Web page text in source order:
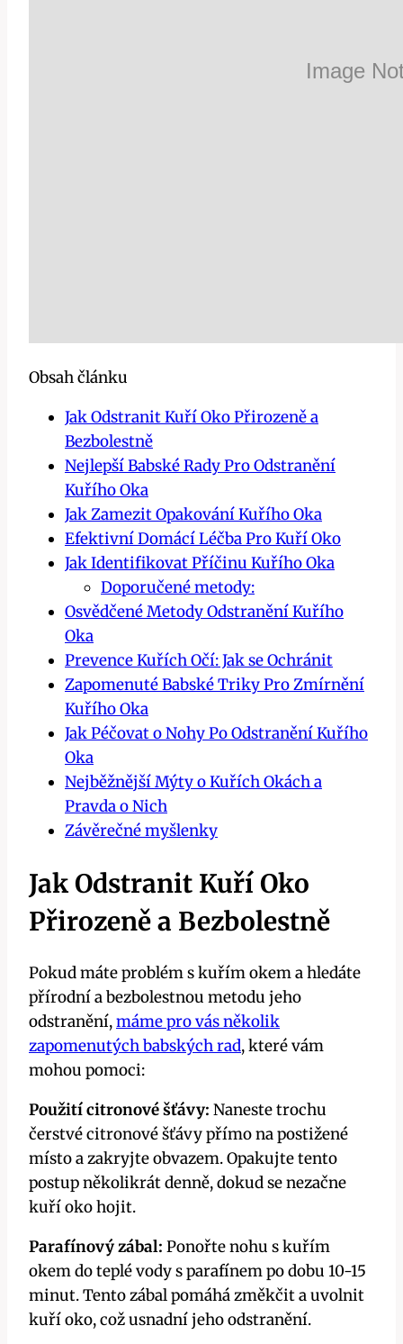
Obsah článku
Jak Odstranit Kuří Oko Přirozeně a
Bezbolestně
Nejlepší Babské Rady Pro Odstranění
Kuřího Oka
Jak Zamezit Opakování Kuřího Oka
Efektivní Domácí Léčba Pro Kuří Oko
Jak Identifikovat Příčinu Kuřího Oka
Doporučené metody:
Osvědčené Metody Odstranění Kuřího
Oka
Prevence Kuřích Očí: Jak se Ochránit
Zapomenuté Babské Triky Pro Zmírnění
Kuřího Oka
Jak Péčovat o Nohy Po Odstranění Kuřího
Oka
Nejběžnější Mýty o Kuřích Okách a
Pravda o Nich
Závěrečné myšlenky
Jak Odstranit Kuří Oko
Přirozeně a Bezbolestně
Pokud máte problém s kuřím okem a hledáte
přírodní a bezbolestnou metodu jeho
odstranění,máme pro vás několik
zapomenutých babských rad, které vám
mohou pomoci:
Použití citronové šťávy: Naneste trochu
čerstvé citronové šťávy přímo na postižené
místo a zakryjte obvazem. Opakujte tento
postup několikrát denně, dokud se nezačne
kuří oko hojit.
Parafínový zábal: Ponořte nohu s kuřím
okem do teplé vody s parafínem po dobu 10-15
minut. Tento zábal pomáhá změkčit a uvolnit
kuří oko, což usnadní jeho odstranění.